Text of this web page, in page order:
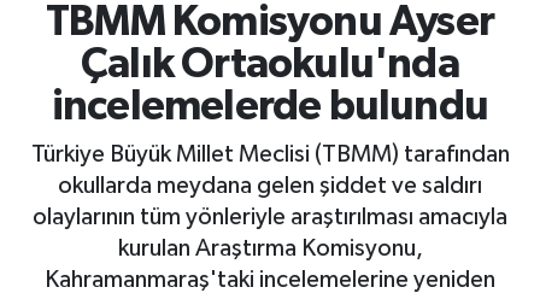
TBMM Komisyonu Ayser
Çalık Ortaokulu'nda
incelemelerde bulundu
Türkiye Büyük Millet Meclisi (TBMM) tarafından
okullarda meydana gelen şiddet ve saldırı
olaylarının tüm yönleriyle araştırılması amacıyla
kurulan Araştırma Komisyonu,
Kahramanmaraş'taki incelemelerine yeniden
ONİKİŞUBAT
ÖZEL HABER
Künye
Süper Lig Puan Durumu ve Fikstür
Tüm Manşetler
Son Dakika Haberleri
Haber Arşivi